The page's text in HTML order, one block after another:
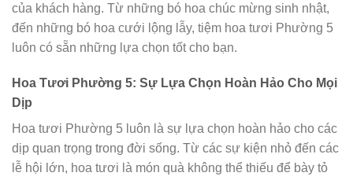
của khách hàng. Từ những bó hoa chúc mừng sinh nhật,
đến những bó hoa cưới lộng lẫy, tiệm hoa tươi Phường 5
luôn có sẵn những lựa chọn tốt cho bạn.
Hoa Tươi Phường 5: Sự Lựa Chọn Hoàn Hảo Cho Mọi
Dịp
Hoa tươi Phường 5 luôn là sự lựa chọn hoàn hảo cho các
dịp quan trọng trong đời sống. Từ các sự kiện nhỏ đến các
lễ hội lớn, hoa tươi là món quà không thể thiếu để bày tỏ